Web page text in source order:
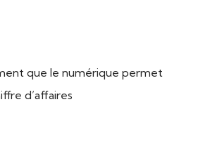
que le numérique permet
d’affaires